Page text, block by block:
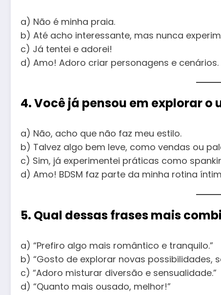
a) Não é minha praia.
b) Até acho interessante, mas nunca
c) Já tentei e adorei!
d) Amo! Adoro criar personagens e cenários.
4. Você já pensou em explorar o
a) Não, acho que não faz meu estilo.
b) Talvez algo bem leve, como vendas ou
c) Sim, já experimentei práticas como
d) Amo! BDSM faz parte da minha rotina
5. Qual dessas frases mais
a) “Prefiro algo mais romântico e tranquilo.”
b) “Gosto de explorar novas possibilidades,
c) “Adoro misturar diversão e sensualidade.”
d) “Quanto mais ousado, melhor!”